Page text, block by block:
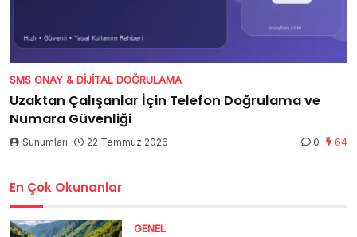
SMS ONAY & DIJITAL DOĞRULAMA
Uzaktan Çalışanlar İçin Telefon Doğrulama ve
Numara Güvenliği
Sunumları 22 Temmuz 2026 0 64
En Çok Okunanlar
GENEL